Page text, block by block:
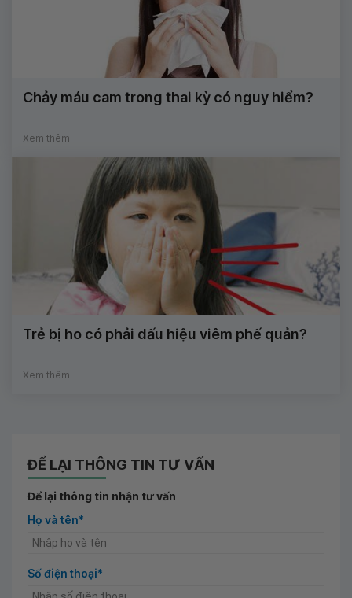
Chảy máu cam trong thai kỳ có nguy hiểm?
Xem thêm
Trẻ bị ho có phải dấu hiệu viêm phế quản?
Xem thêm
ĐỂ LẠI THÔNG TIN TƯ VẤN
Để lại thông tin nhận tư vấn
Họ và tên*
Số điện thoại*